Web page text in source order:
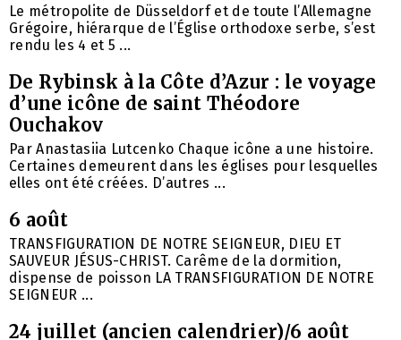
Le métropolite de Düsseldorf et de toute l’Allemagne
Grégoire, hiérarque de l’Église orthodoxe serbe, s’est
rendu les 4 et 5 ...
De Rybinsk à la Côte d’Azur : le voyage
d’une icône de saint Théodore
Ouchakov
Par Anastasiia Lutcenko Chaque icône a une histoire.
Certaines demeurent dans les églises pour lesquelles
elles ont été créées. D’autres ...
6 août
TRANSFIGURATION DE NOTRE SEIGNEUR, DIEU ET
SAUVEUR JÉSUS-CHRIST. Carême de la dormition,
dispense de poisson LA TRANSFIGURATION DE NOTRE
SEIGNEUR ...
24 juillet (ancien calendrier)/6 août